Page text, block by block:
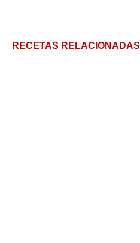
RECETAS RELACIONADAS